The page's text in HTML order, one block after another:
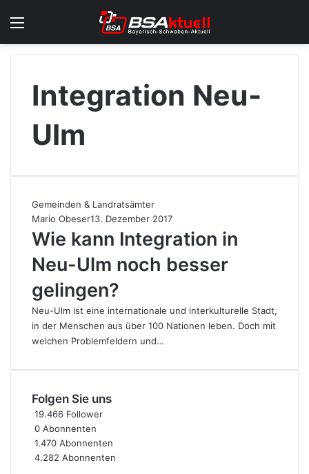
Integration Neu-
Ulm
Gemeinden & Landratsämter
Mario Obeser13. Dezember 2017
Wie kann Integration in
Neu-Ulm noch besser
gelingen?
Neu-Ulm ist eine internationale und interkulturelle Stadt,
in der Menschen aus über 100 Nationen leben. Doch mit
welchen Problemfeldern und…
Folgen Sie uns
19.466 Follower
0 Abonnenten
1.470 Abonnenten
4.282 Abonnenten